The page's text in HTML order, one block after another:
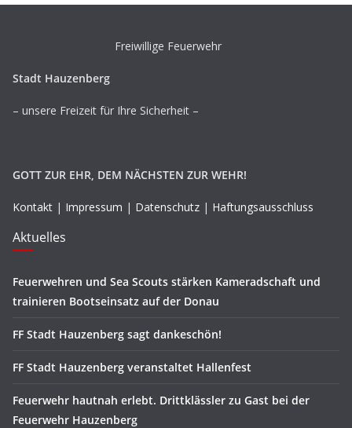
Freiwillige Feuerwehr
Stadt Hauzenberg
– unsere Freizeit für Ihre Sicherheit –
GOTT ZUR EHR, DEM NÄCHSTEN ZUR WEHR!
Kontakt | Impressum | Datenschutz | Haftungsausschluss
Aktuelles
Feuerwehren und Sea Scouts stärken Kameradschaft und
trainieren Bootseinsatz auf der Donau
FF Stadt Hauzenberg sagt dankeschön!
FF Stadt Hauzenberg veranstaltet Hallenfest
Feuerwehr hautnah erlebt. Drittklässler zu Gast bei der
Feuerwehr Hauzenberg